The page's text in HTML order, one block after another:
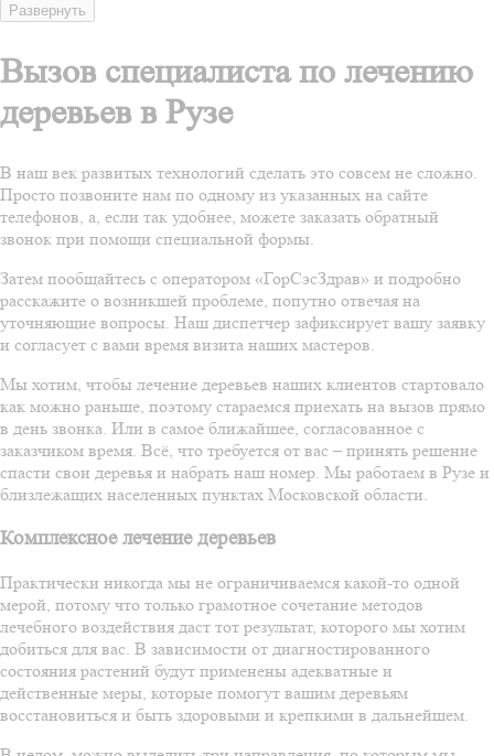
Развернуть
Вызов специалиста по лечению
деревьев в Рузе
В наш век развитых технологий сделать это совсем не сложно.
Просто позвоните нам по одному из указанных на сайте
телефонов, а, если так удобнее, можете заказать обратный
звонок при помощи специальной формы.
Затем пообщайтесь с оператором «ГорСэсЗдрав» и подробно
расскажите о возникшей проблеме, попутно отвечая на
уточняющие вопросы. Наш диспетчер зафиксирует вашу заявку
и согласует с вами время визита наших мастеров.
Мы хотим, чтобы лечение деревьев наших клиентов стартовало
как можно раньше, поэтому стараемся приехать на вызов прямо
в день звонка. Или в самое ближайшее, согласованное с
заказчиком время. Всё, что требуется от вас – принять решение
спасти свои деревья и набрать наш номер. Мы работаем в Рузе и
близлежащих населенных пунктах Московской области.
Комплексное лечение деревьев
Практически никогда мы не ограничиваемся какой-то одной
мерой, потому что только грамотное сочетание методов
лечебного воздействия даст тот результат, которого мы хотим
добиться для вас. В зависимости от диагностированного
состояния растений будут применены адекватные и
действенные меры, которые помогут вашим деревьям
восстановиться и быть здоровыми и крепкими в дальнейшем.